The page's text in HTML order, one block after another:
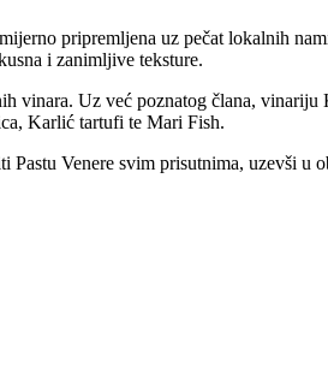
pripremljena uz pečat lokalnih
i zanimljive teksture.
vinara. Uz već poznatog člana,
Karlić tartufi te Mari Fish.
Venere svim prisutnima, uzevši